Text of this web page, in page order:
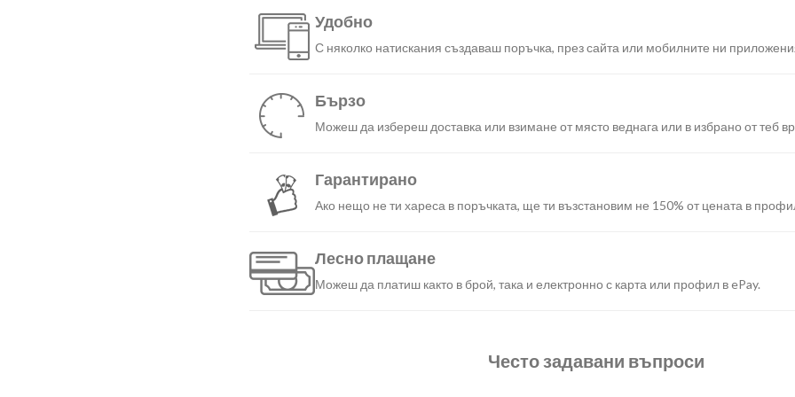
Удобно
С няколко натискания създаваш поръчка, през сайта или мобилните ни
Бързо
Можеш да избереш доставка или взимане от място веднага или в избрано от теб
Гарантирано
Ако нещо не ти хареса в поръчката, ще ти възстановим не 150% от цената в
Лесно плащане
Можеш да платиш както в брой, така и електронно с карта или профил в ePay.
Често задавани въпроси